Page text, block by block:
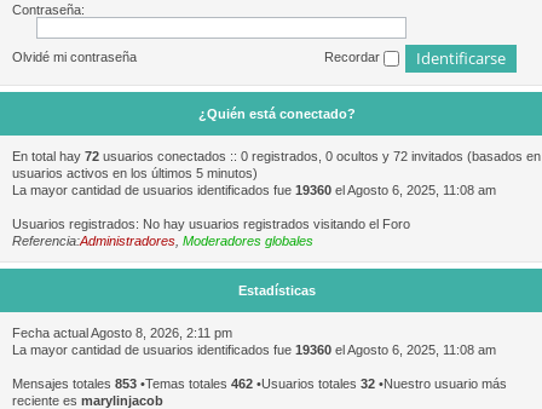
Contraseña:
Olvidé mi contraseña Recordar
¿Quién está conectado?
En total hay 72 usuarios conectados :: 0 registrados, 0 ocultos y 72 invitados (basados en
usuarios activos en los últimos 5 minutos)
La mayor cantidad de usuarios identificados fue 19360 el Agosto 6, 2025, 11:08 am
Usuarios registrados: No hay usuarios registrados visitando el Foro
Referencia:Administradores Moderadores globales
Estadísticas
Fecha actual Agosto 8, 2026, 2:11 pm
La mayor cantidad de usuarios identificados fue 19360 el Agosto 6, 2025, 11:08 am
Mensajes totales 853 •Temas totales 462 •Usuarios totales 32 •Nuestro usuario más
reciente es marylinjacob